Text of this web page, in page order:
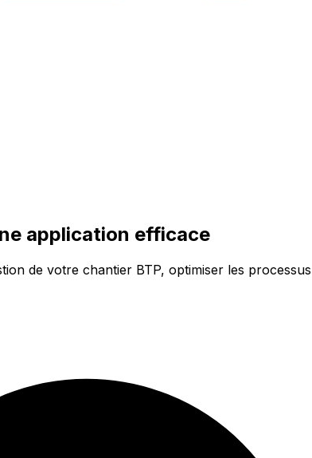
application efficace
de votre chantier BTP, optimiser les